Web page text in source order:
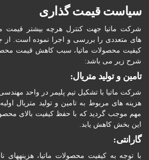
سیاست قیمت گذاری
شرکت ماتیا جهت کنترل هرچه بیشتر قیمت
های متعددی را بررسی و اجرا نموده است. از
کیفیت محصولات ماتیا، سبب کاهش قیمت
شرح زیر می باشد:
تامین و تولید متریال:
شرکت ماتیا با تشکیل تیم پلیمر در واحد
هزینه های مربوط به تامین و تولید متریال
مهم موجب گردید که با حفظ کیفیت بالای
این بخش کاهش یابد.
گارانتی:
با توجه به کیفیت محصولات ماتیا،